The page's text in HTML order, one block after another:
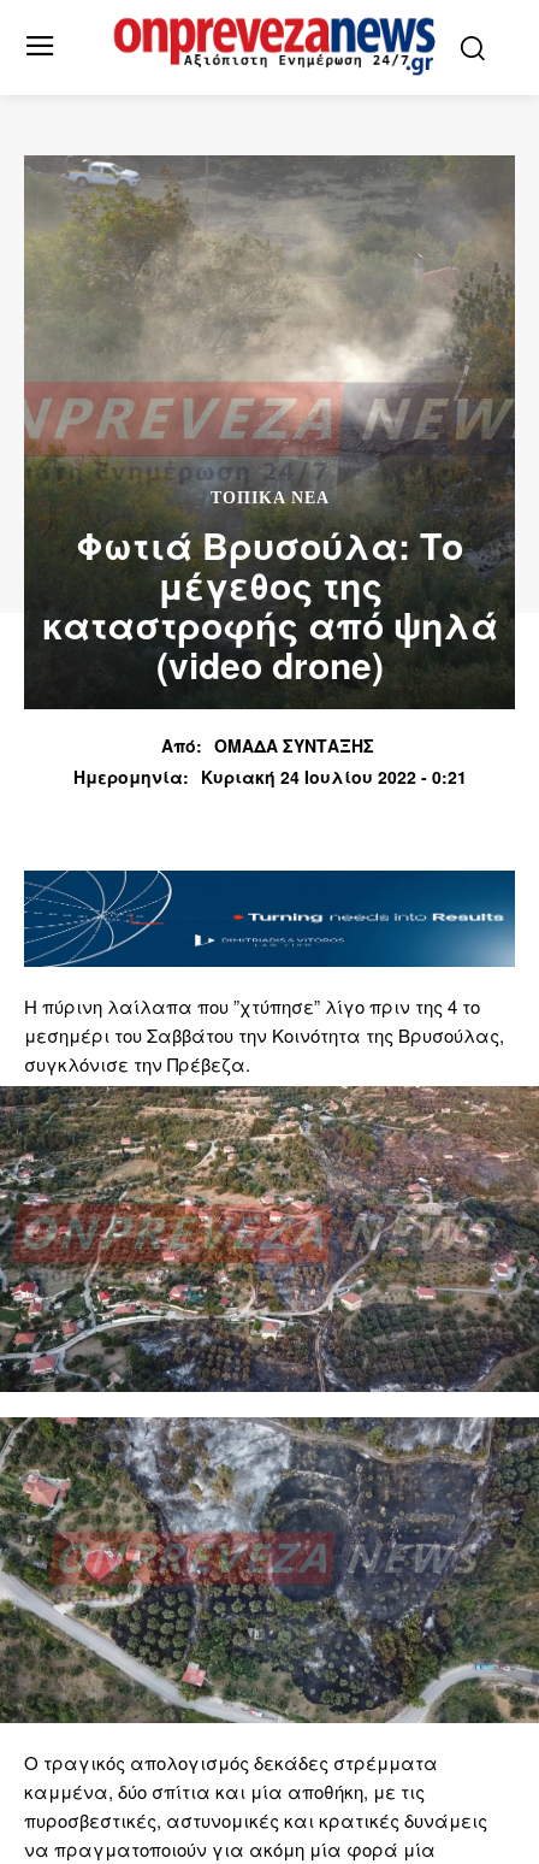
ΤΟΠΙΚΆ ΝΈΑ
Φωτιά Βρυσούλα: Το
μέγεθος της
καταστροφής από ψηλά
(video drone)
Από: ΟΜΑΔΑ ΣΥΝΤΑΞΗΣ
Ημερομηνία: Κυριακή 24 Ιουλίου 2022 - 0:21
Η πύρινη λαίλαπα που ”χτύπησε” λίγο πριν της 4 το
μεσημέρι του Σαββάτου την Κοινότητα της Βρυσούλας,
συγκλόνισε την Πρέβεζα.
Ο τραγικός απολογισμός δεκάδες στρέμματα
καμμένα, δύο σπίτια και μία αποθήκη, με τις
πυροσβεστικές, αστυνομικές και κρατικές δυνάμεις
να πραγματοποιούν για ακόμη μία φορά μία